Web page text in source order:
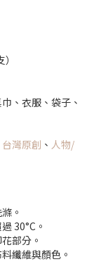
、衣服、袋子、
台灣原創 、 人物/
。
30°C。
部分。
纖維與顏色。